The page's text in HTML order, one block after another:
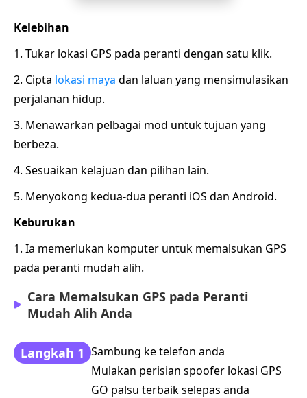
Kelebihan
1. Tukar lokasi GPS pada peranti dengan satu klik.
2. Cipta lokasi maya dan laluan yang mensimulasikan
perjalanan hidup.
3. Menawarkan pelbagai mod untuk tujuan yang
berbeza.
4. Sesuaikan kelajuan dan pilihan lain.
5. Menyokong kedua-dua peranti iOS dan Android.
Keburukan
1. Ia memerlukan komputer untuk memalsukan GPS
pada peranti mudah alih.
Cara Memalsukan GPS pada Peranti
Mudah Alih Anda
Langkah 1 Sambung ke telefon anda
Mulakan perisian spoofer lokasi GPS
GO palsu terbaik selepas anda